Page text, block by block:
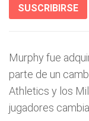
SUSCRIBIRSE
Murphy fue
parte de un
Athletics y los
jugadores